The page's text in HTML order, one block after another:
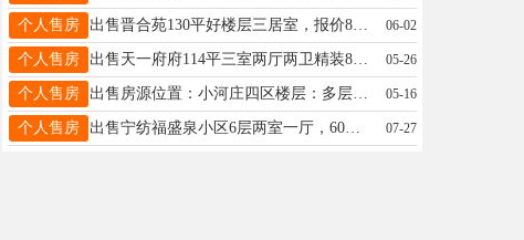
个人售房 出售晋合苑130平好楼层三居室，报价85万诚心客户价格能谈，中间好楼层，难得房源，首付即可，看房☎️15227348885微信同号 06-02
个人售房 出售天一府府114平三室两厅两卫精装85万仅此一套15227615307 05-26
个人售房 出售房源位置：小河庄四区楼层：多层黄金四楼，公摊小、得房率高装修：全屋精装修，装修保养完好，不用额外花钱添置 直接拎包就能入住，省心省事 有意者电联：18903299365 非诚勿扰 05-16
个人售房 出售宁纺福盛泉小区6层两室一厅，60平，家电齐全，拎包入住电联13293139273 07-27